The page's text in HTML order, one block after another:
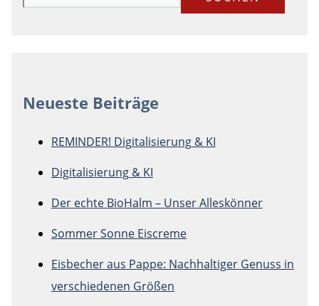
Neueste Beiträge
REMINDER! Digitalisierung & KI
Digitalisierung & KI
Der echte BioHalm – Unser Alleskönner
Sommer Sonne Eiscreme
Eisbecher aus Pappe: Nachhaltiger Genuss in
verschiedenen Größen